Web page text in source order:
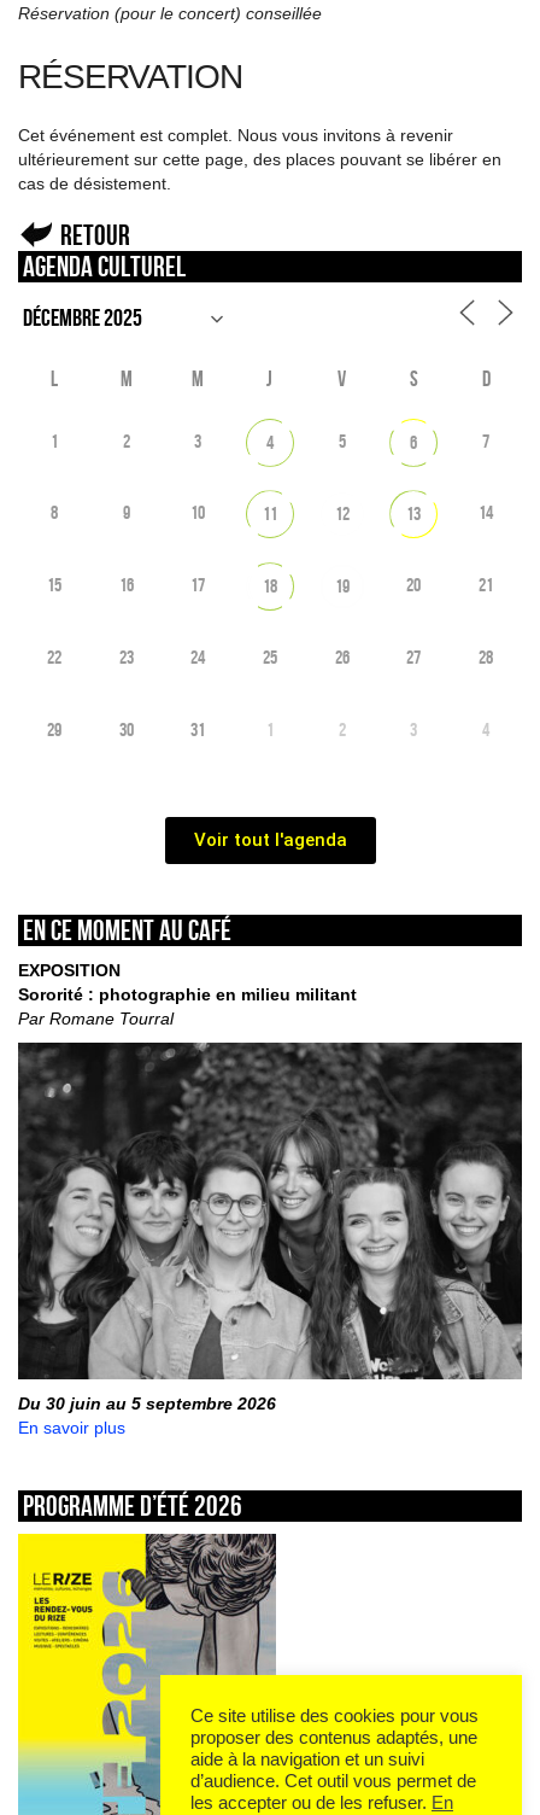
Réservation (pour le concert) conseillée
RÉSERVATION
Cet événement est complet. Nous vous invitons à revenir
ultérieurement sur cette page, des places pouvant se libérer en
cas de désistement.
Retour
Agenda culturel
L M M J V S D
1 2 3 4 5 6 7
8 9 10 11 12 13 14
15 16 17 18 19 20 21
22 23 24 25 26 27 28
29 30 31 1 2 3 4
Voir tout l'agenda
En ce moment au café
EXPOSITION
Sororité : photographie en milieu militant
Par Romane Tourral
Du 30 juin au 5 septembre 2026
En savoir plus
Programme d’été 2026
Ce site utilise des cookies pour vous
proposer des contenus adaptés, une
aide à la navigation et un suivi
d’audience. Cet outil vous permet de
les accepter ou de les refuser. En